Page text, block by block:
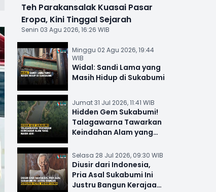
Teh Parakansalak Kuasai Pasar
Eropa, Kini Tinggal Sejarah
Senin 03 Agu 2026, 16:26 WIB
Minggu 02 Agu 2026, 19:44
WIB
Widal: Sandi Lama yang
Masih Hidup di Sukabumi
Jumat 31 Jul 2026, 11:41 WIB
Hidden Gem Sukabumi!
Talagawarna Tawarkan
Keindahan Alam yang
Selasa 28 Jul 2026, 09:30 WIB
Diusir dari Indonesia,
Pria Asal Sukabumi Ini
Justru Bangun Kerajaan